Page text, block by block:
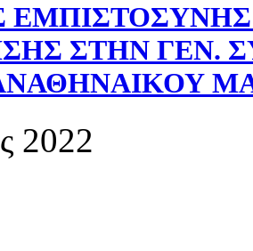
ΣΤΗΝ ΓΕΝ.
2022